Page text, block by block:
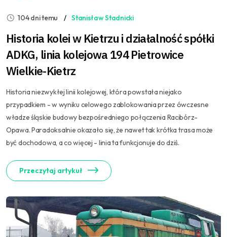
104 dni temu Stanisław Stadnicki
Historia kolei w Kietrzu i działalność spółki
ADKG, linia kolejowa 194 Pietrowice
Wielkie-Kietrz
Historia niezwykłej linii kolejowej, która powstała niejako
przypadkiem - w wyniku celowego zablokowania przez ówczesne
władze śląskie budowy bezpośredniego połączenia Racibórz-
Opawa. Paradoksalnie okazało się, że nawet tak krótka trasa może
być dochodowa, a co więcej - linia ta funkcjonuje do dziś.
Przeczytaj artykuł